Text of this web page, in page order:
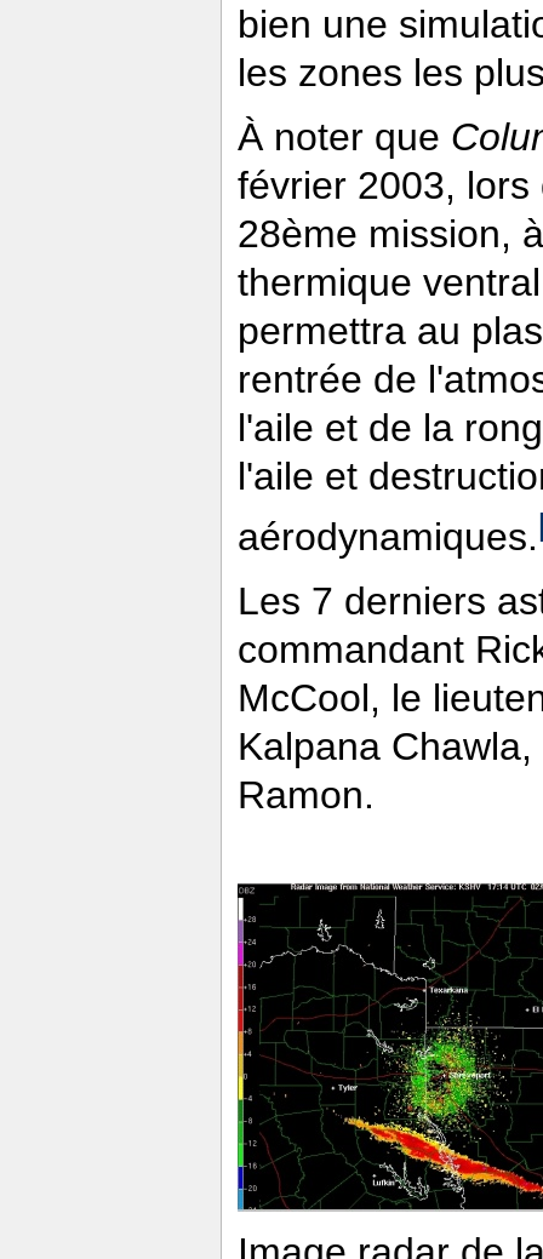
bien une
les zones les
À noter que
février 2003,
28ème mission,
thermique
permettra au
rentrée de
l'aile et de la
l'aile et
aérodynamiques.
Les 7 derniers
commandant
McCool, le
Kalpana
Ramon.